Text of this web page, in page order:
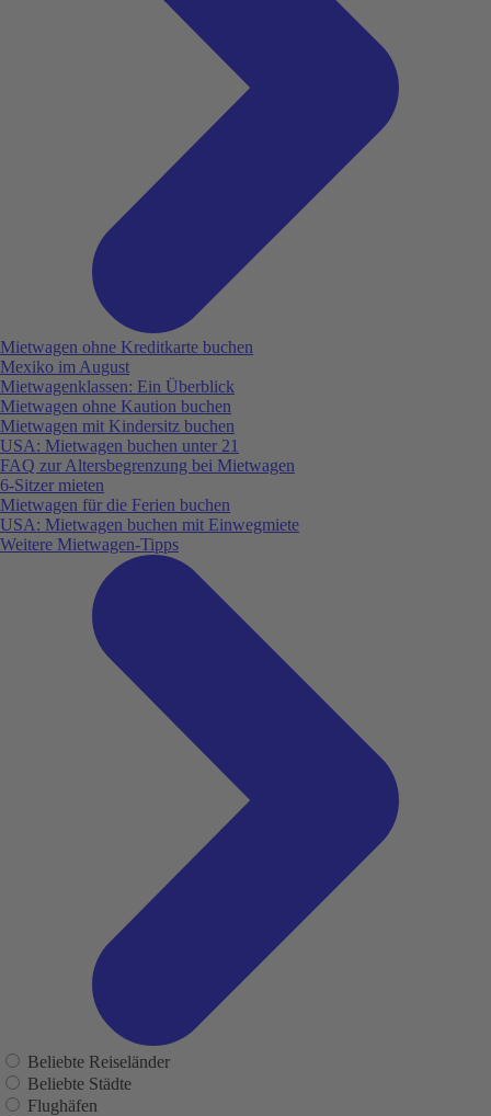
Mietwagen ohne Kreditkarte buchen
Mexiko im August
Mietwagenklassen: Ein Überblick
Mietwagen ohne Kaution buchen
Mietwagen mit Kindersitz buchen
USA: Mietwagen buchen unter 21
FAQ zur Altersbegrenzung bei Mietwagen
6-Sitzer mieten
Mietwagen für die Ferien buchen
USA: Mietwagen buchen mit Einwegmiete
Weitere Mietwagen-Tipps
Beliebte Reiseländer
Beliebte Städte
Flughäfen